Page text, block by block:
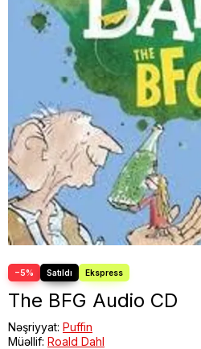
Bestseller
−5%
The BFG Audio CD
Nəşriyyat: Puffin
Müəllif: Roald Dahl